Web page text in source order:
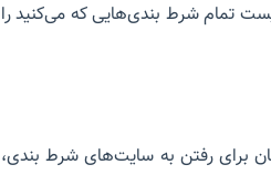
تمام شرط بندی‌هایی که می‌کنید را
برای رفتن به سایت‌های شرط بندی،